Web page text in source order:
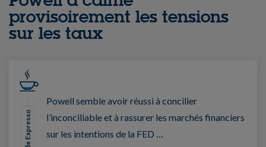
provisoirement les tensions
sur les taux
Mode Expresso
Powell semble avoir réussi à concilier
l’inconciliable et à rassurer les marchés financiers
sur les intentions de la FED …